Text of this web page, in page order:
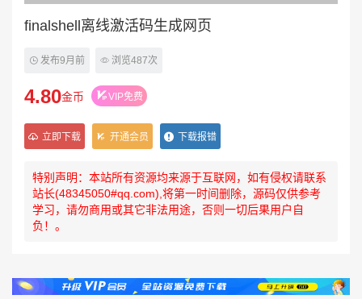
finalshell离线激活码生成网页
发布9月前 浏览487次
4.80金币 VIP免费
立即下载 开通会员 下载报错
特别声明：本站所有资源均来源于互联网，如有侵权请联系
站长(48345050#qq.com),将第一时间删除，源码仅供参考
学习，请勿商用或其它非法用途，否则一切后果用户自
负！。